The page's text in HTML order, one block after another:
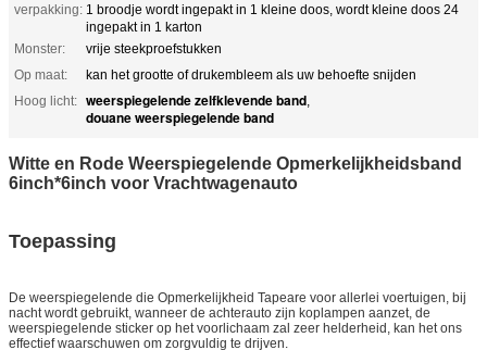
verpakking: 1 broodje wordt ingepakt in 1 kleine doos, wordt kleine doos 24
ingepakt in 1 karton
Monster:
vrije steekproefstukken
Op maat:
kan het grootte of drukembleem als uw behoefte snijden
Hoog licht: weerspiegelende zelfklevende band,
douane weerspiegelende band
Witte en Rode Weerspiegelende Opmerkelijkheidsband
6inch*6inch voor Vrachtwagenauto
Toepassing
De weerspiegelende die Opmerkelijkheid Tapeare voor allerlei voertuigen, bij
nacht wordt gebruikt, wanneer de achterauto zijn koplampen aanzet, de
weerspiegelende sticker op het voorlichaam zal zeer helderheid, kan het ons
effectief waarschuwen om zorgvuldig te drijven.